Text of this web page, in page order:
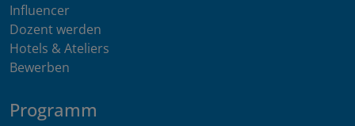
Influencer
Dozent werden
Hotels & Ateliers
Bewerben
Programm